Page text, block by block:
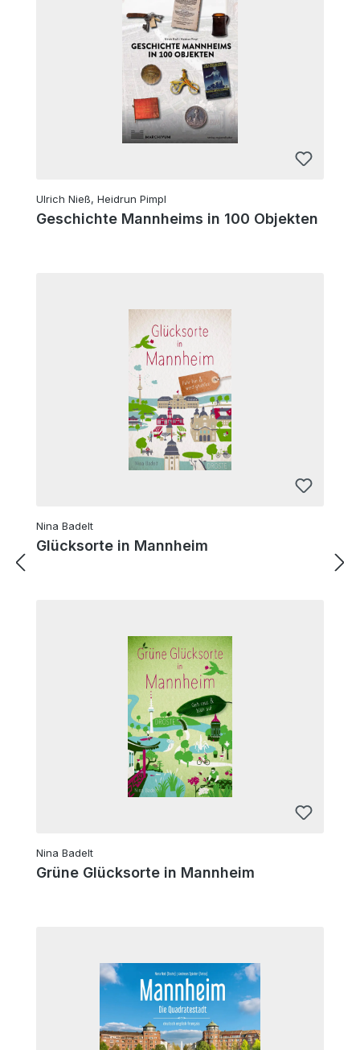
Ulrich Nieß, Heidrun Pimpl
Geschichte Mannheims in 100 Objekten
Nina Badelt
Glücksorte in Mannheim
Nina Badelt
Grüne Glücksorte in Mannheim